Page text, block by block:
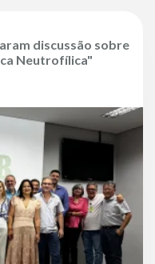
discussão sobre
Neutrofílica"